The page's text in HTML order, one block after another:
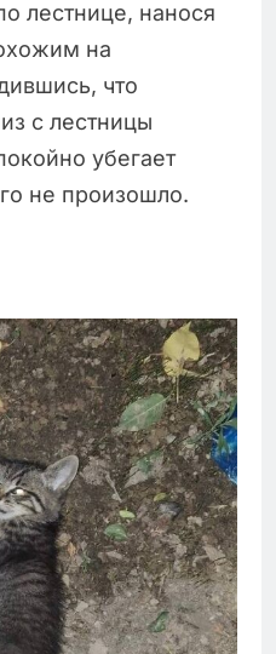
лестнице, нанося
на
что
с лестницы
убегает
не произошло.